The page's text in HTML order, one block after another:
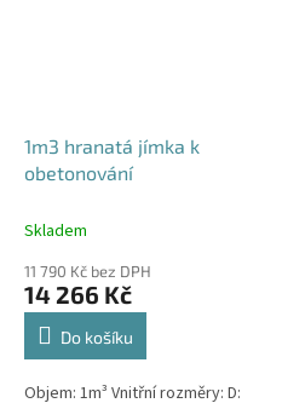
1m3 hranatá jímka k
obetonování
Skladem
11 790 Kč bez DPH
14 266 Kč
Do košíku
Objem: 1m³ Vnitřní rozměry: D: